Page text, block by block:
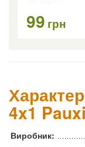
99 грн
4x1
Виробник: